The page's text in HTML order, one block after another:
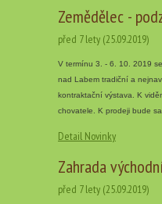
Zemědělec -
před 7 lety (25.09.2019)
V termínu 3. - 6. 10. 2019
nad Labem tradiční a
kontraktační výstava. K
chovatele. K prodeji bude
Detail Novinky
Zahrada
před 7 lety (25.09.2019)